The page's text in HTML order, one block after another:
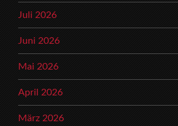
Juli 2026
Juni 2026
Mai 2026
April 2026
März 2026